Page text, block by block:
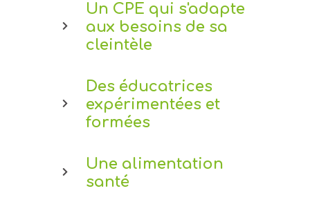
Un CPE qui s'adapte
aux besoins de sa
cleintèle
Des éducatrices
expérimentées et
formées
Une alimentation
santé